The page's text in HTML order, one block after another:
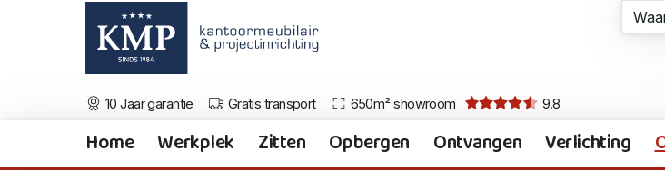
10 Jaar garantie Gratis transport 650m² showroom 9.8
Home Werkplek Zitten Opbergen Ontvangen Verlichting